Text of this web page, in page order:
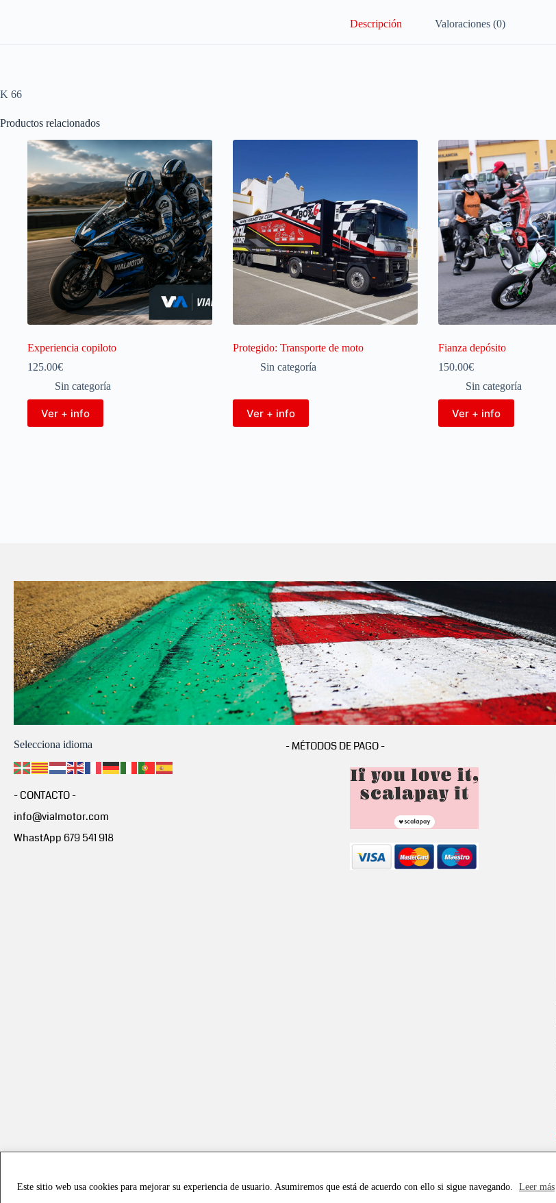
Este sitio web usa cookies para mejorar su experiencia de usuario. Asumiremos que está de acuerdo con ello si sigue navegando. Leer más
Descripción Valoraciones (0)
K 66
Productos relacionados
Experiencia copiloto
125.00€
Sin categoría
Ver + info
Protegido: Transporte de moto
Sin categoría
Ver + info
Fianza depósito
150.00€
Sin categoría
Ver + info
Selecciona idioma
- CONTACTO -
info@vialmotor.com
WhastApp 679 541 918
- MÉTODOS DE PAGO -